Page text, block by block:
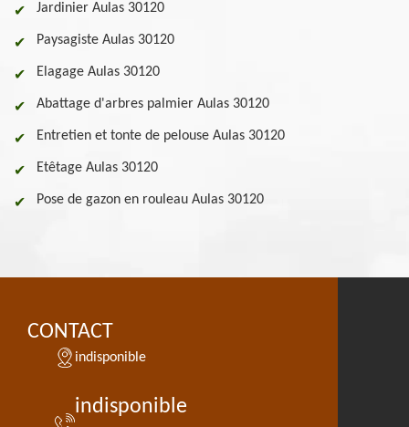
Jardinier Aulas 30120
Paysagiste Aulas 30120
Elagage Aulas 30120
Abattage d'arbres palmier Aulas 30120
Entretien et tonte de pelouse Aulas 30120
Etêtage Aulas 30120
Pose de gazon en rouleau Aulas 30120
CONTACT
indisponible
indisponible